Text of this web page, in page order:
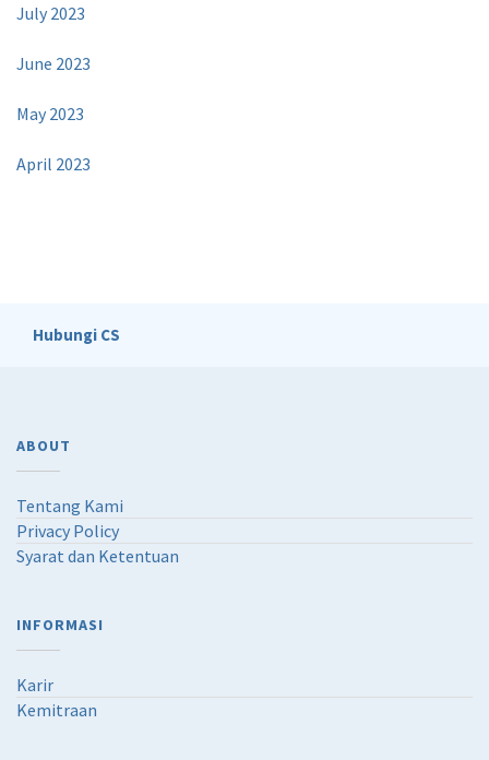
July 2023
June 2023
May 2023
April 2023
Hubungi CS
ABOUT
Tentang Kami
Privacy Policy
Syarat dan Ketentuan
INFORMASI
Karir
Kemitraan